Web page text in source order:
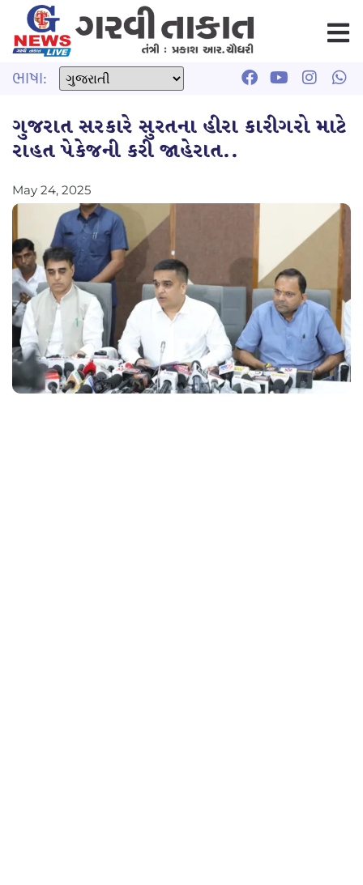
ભાષા:
ગુજરાત સરકારે સુરતના હીરા કારીગરો માટે
રાહત પેકેજની કરી જાહેરાત..
May 24, 2025